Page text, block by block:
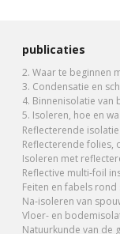
publicaties
2. Waar te beginnen
3. Condensatie en
4. Binnenisolatie van
5. Isoleren, hoe en
Reflecterende
Reflecterende folies,
Isoleren met
Reflective multi-foil
Feiten en fabels
Na-isoleren van
Vloer- en
Natuurkunde van de